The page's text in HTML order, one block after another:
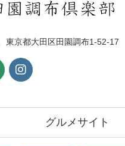
京都大田区田園調布1-52-17
グルメサイト